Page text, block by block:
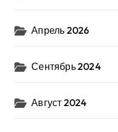
Апрель 2026
Сентябрь 2024
Август 2024